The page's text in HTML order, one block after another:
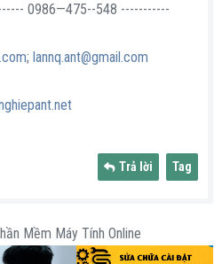
0986—475--548 -----------
; lannq.ant@gmail.com
Trả lời Tag
Mềm Máy Tính Online